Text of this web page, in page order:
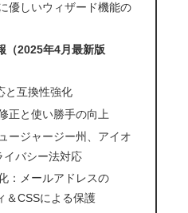
優しいウィザード機能の
（2025年4月最新版
と互換性強化
正と使い勝手の向上
ージャージー州、アイオ
イバシー法対応
：メールアドレスの
＆CSSによる保護